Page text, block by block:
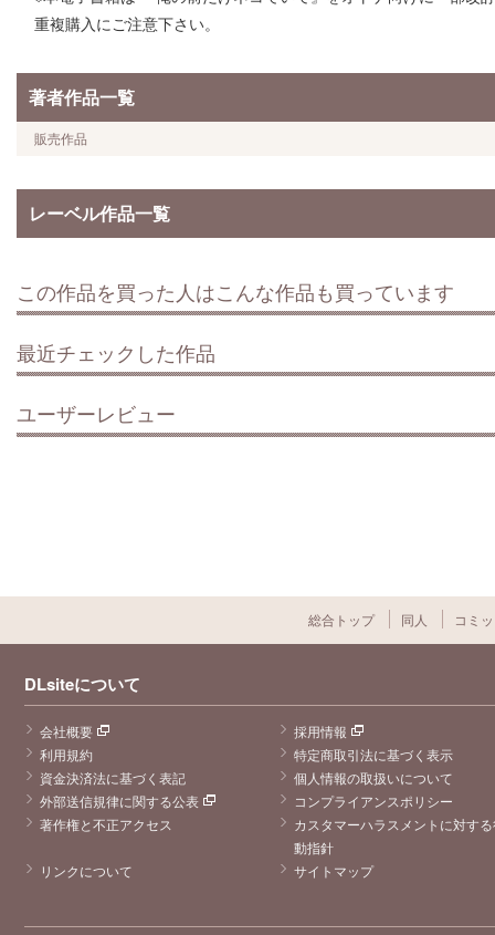
重複購入にご注意下さい。
著者作品一覧
販売作品
レーベル作品一覧
この作品を買った人はこんな作品も買っています
最近チェックした作品
ユーザーレビュー
総合トップ 同人 コミ
DLsiteについて
会社概要
採用情報
利用規約
特定商取引法に基づく表示
資金決済法に基づく表記
個人情報の取扱いについて
外部送信規律に関する公表
コンプライアンスポリシー
著作権と不正アクセス
カスタマーハラスメントに対す
動指針
リンクについて
サイトマップ